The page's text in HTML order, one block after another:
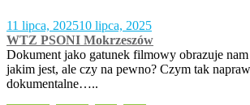
11 lipca, 202510 lipca, 2025
WTZ PSONI Mokrzeszów
Dokument jako gatunek filmowy obrazuje
jakim jest, ale czy na pewno? Czym tak
dokumentalne…..